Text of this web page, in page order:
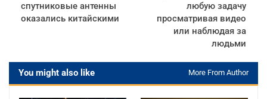
спутниковые антенны
оказались китайскими
любую задачу
просматривая видео
или наблюдая за
людьми
You might also like More From Author